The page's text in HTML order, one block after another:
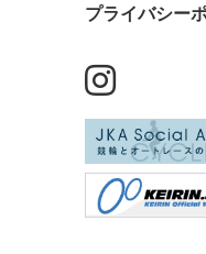
プライバシー